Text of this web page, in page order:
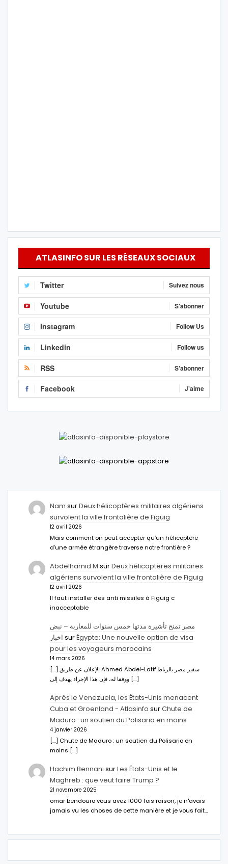
ATLASINFO SUR LES RÉSEAUX SOCIAUX
Twitter Suivez nous
Youtube S'abonner
Instagram Follow Us
Linkedin Follow us
RSS S'abonner
Facebook J'aime
Nam surDeux hélicoptères militaires algériens
survolent la ville frontalière de Figuig
12 avril 2026
Mais comment on peut accepter qu’un hélicoptère
d’une armée étrangère traverse notre frontière ?
Abdelhamid M surDeux hélicoptères militaires
algériens survolent la ville frontalière de Figuig
12 avril 2026
Il faut installer des anti missiles à Figuig c
inacceptable
مصر تمنح تأشيرة مدتها خمس سنوات للمغاربة – نبض
اخبار surÉgypte: Une nouvelle option de visa
pour les voyageurs marocains
14 mars 2026
[…] الإعلان عن طريق Ahmed Abdel-Latifسفير مصر بالرباط.
ووفقا له، فإن هذا الإجراء يهدف إلى […]
Après le Venezuela, les États-Unis menacent
Cuba et Groenland - Atlasinfo surChute de
Maduro : un soutien du Polisario en moins
4 janvier 2026
[…] Chute de Maduro : un soutien du Polisario en
moins […]
Hachim Bennani surLes États-Unis et le
Maghreb : que veut faire Trump ?
21 novembre 2025
omar bendouro vous avez 1000 fois raison, je n'avais
jamais vu les choses de cette manière et je vous fait…